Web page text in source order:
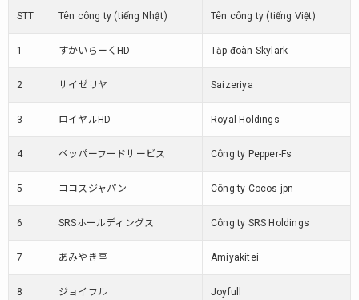
nhậu
liệu
2018-
STT Tên công ty (tiếng Nhật) Tên công ty (tiếng Việt)
1 すかいらーくHD Tập đoàn Skylark
2 サイゼリヤ Saizeriya
3 ロイヤルHD Royal Holdings
4 ペッパーフードサービス Công ty Pepper-Fs
5 ココスジャパン Công ty Cocos-jpn
6 SRSホールディングス Công ty SRS Holdings
7 あみやき亭 Amiyakitei
8 ジョイフル Joyfull